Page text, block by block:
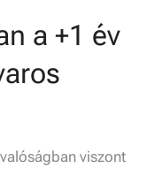
a +1 év
viszont